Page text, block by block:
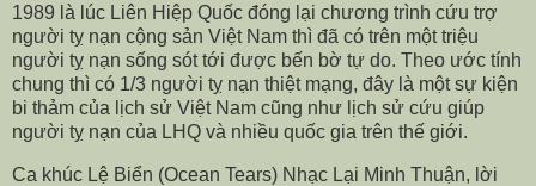
1989 là lúc Liên Hiệp Quốc đóng lại chương trình cứu trợ
người tỵ nạn cộng sản Việt Nam thì đã có trên một triệu
người tỵ nạn sống sót tới được bến bờ tự do. Theo ước tính
chung thì có 1/3 người tỵ nạn thiệt mạng, đây là một sự kiện
bi thảm của lịch sử Việt Nam cũng như lịch sử cứu giúp
người tỵ nạn của LHQ và nhiều quốc gia trên thế giới.
Ca khúc Lệ Biển (Ocean Tears) Nhạc Lại Minh Thuận, lời